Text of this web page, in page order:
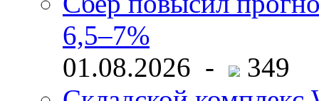
6,5–7%
01.08.2026 -
349